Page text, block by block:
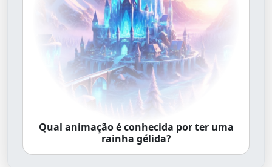
Qual animação é conhecida por ter uma
rainha gélida?